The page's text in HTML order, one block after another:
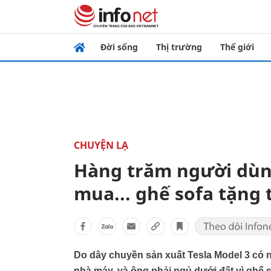
Đời sống Thị trường Thế giới
CHUYỆN LẠ
Hàng trăm người
mua... ghế sofa tặng
Do dây chuyền sản xuất Tesla Model 3